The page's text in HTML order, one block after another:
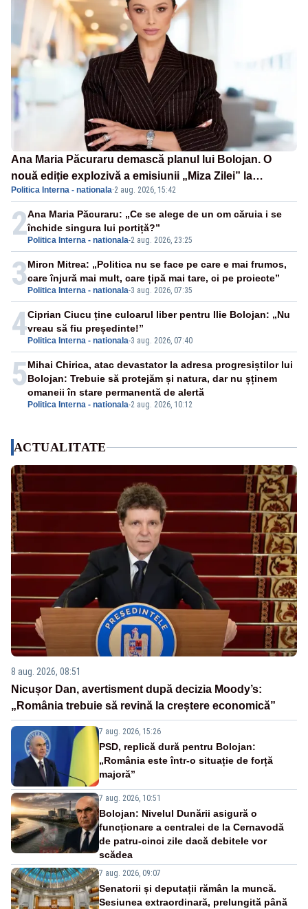
Ana Maria Păcuraru demască planul lui Bolojan. O
nouă ediție explozivă a emisiunii „Miza Zilei” la
Realitatea PLUS
Politica Interna - nationala·2 aug. 2026, 15:42
2 Politica Interna - nationala-2 aug. 2026, 23:25
Ana Maria Păcuraru: „Ce se alege de un om căruia i se
închide singura lui portiță?”
3 Politica Interna - nationala-3 aug. 2026, 07:35
Miron Mitrea: „Politica nu se face pe care e mai frumos,
care înjură mai mult, care țipă mai tare, ci pe proiecte”
4 Politica Interna - nationala-3 aug. 2026, 07:40
Ciprian Ciucu ține culoarul liber pentru Ilie Bolojan: „Nu
vreau să fiu președinte!”
5
Politica Interna - nationala-2 aug. 2026, 10:12
Mihai Chirica, atac devastator la adresa progresiștilor lui
Bolojan: Trebuie să protejăm și natura, dar nu șținem
omaneii în stare permanentă de alertă
ACTUALITATE
8 aug. 2026, 08:51
Nicușor Dan, avertisment după decizia Moody’s:
„România trebuie să revină la creștere economică”
7 aug. 2026, 15:26
PSD, replică dură pentru Bolojan:
„România este într-o situație de forță
majoră”
7 aug. 2026, 10:51
Bolojan: Nivelul Dunării asigură o
funcționare a centralei de la Cernavodă
de patru-cinci zile dacă debitele vor
scădea
7 aug. 2026, 09:07
Senatorii și deputații rămân la muncă.
Sesiunea extraordinară, prelungită până